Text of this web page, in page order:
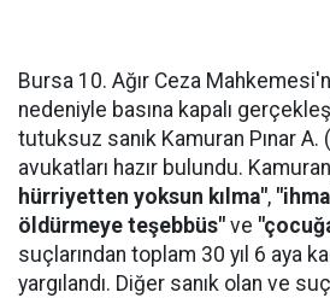
Bursa 10. Ağır Ceza
nedeniyle basına kapalı
tutuksuz sanık Kamuran Pınar
avukatları hazır bulundu. Kamuran
hürriyetten yoksun kılma",
öldürmeye teşebbüs" ve
suçlarından toplam 30 yıl 6 aya
yargılandı. Diğer sanık olan ve